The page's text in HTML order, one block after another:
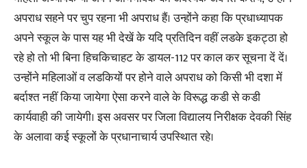
अपराध सहने पर चुप रहना भी अपराध हैं। उन्होंने कहा कि प्रधाध्यापक
अपने स्कूल के पास यह भी देखें के यदि प्रतिदिन वहीं लडके इकट्ठा हो
रहे हो तो भी बिना हिचकिचाहट के डायल-112 पर काल कर सूचना दें दें।
उन्होंने महिलाओं व लडकियों पर होने वाले अपराध को किसी भी दशा में
बर्दाश्त नहीं किया जायेगा ऐसा करने वाले के विरूद्ध कडी से कडी
कार्यवाही की जायेगी। इस अवसर पर जिला विद्यालय निरीक्षक देवकी सिंह
के अलावा कई स्कूलों के प्रधानाचार्य उपस्थिात रहे।